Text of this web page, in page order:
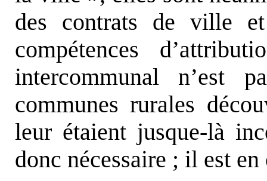
des contrats de ville
compétences
intercommunal n’est
communes rurales
leur étaient jusque-là
donc nécessaire ; il est en